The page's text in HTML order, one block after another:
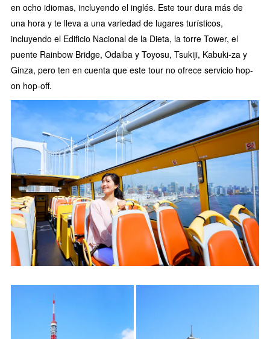
en ocho idiomas, incluyendo el inglés. Este tour dura más de
una hora y te lleva a una variedad de lugares turísticos,
incluyendo el Edificio Nacional de la Dieta, la torre Tower, el
puente Rainbow Bridge, Odaiba y Toyosu, Tsukiji, Kabuki-za y
Ginza, pero ten en cuenta que este tour no ofrece servicio hop-
on hop-off.